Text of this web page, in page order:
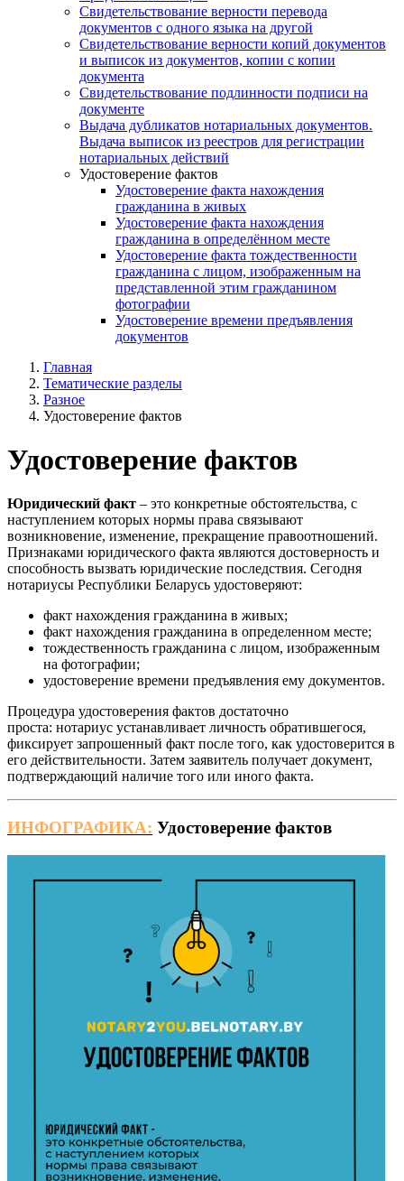
Свидетельствование верности перевода
документов с одного языка на другой
Свидетельствование верности копий документов
и выписок из документов, копии с копии
документа
Свидетельствование подлинности подписи на
документе
Выдача дубликатов нотариальных документов.
Выдача выписок из реестров для регистрации
нотариальных действий
Удостоверение фактов
Удостоверение факта нахождения
гражданина в живых
Удостоверение факта нахождения
гражданина в определённом месте
Удостоверение факта тождественности
гражданина с лицом, изображенным на
представленной этим гражданином
фотографии
Удостоверение времени предъявления
документов
Главная
Тематические разделы
Разное
Удостоверение фактов
Удостоверение фактов
Юридический факт – это конкретные обстоятельства, с
наступлением которых нормы права связывают
возникновение, изменение, прекращение правоотношений.
Признаками юридического факта являются достоверность и
способность вызвать юридические последствия. Сегодня
нотариусы Республики Беларусь удостоверяют:
факт нахождения гражданина в живых;
факт нахождения гражданина в определенном месте;
тождественность гражданина с лицом, изображенным
на фотографии;
удостоверение времени предъявления ему документов.
Процедура удостоверения фактов достаточно
проста: нотариус устанавливает личность обратившегося,
фиксирует запрошенный факт после того, как удостоверится в
его действительности. Затем заявитель получает документ,
подтверждающий наличие того или иного факта.
ИНФОГРАФИКА: Удостоверение фактов